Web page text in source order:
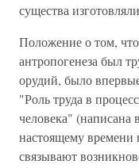
существа
Положение о том,
антропогенеза был
орудий, было
"Роль труда в
человека" (написана
настоящему времени
связывают